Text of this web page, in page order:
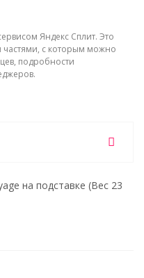
Яндекс Сплит. Это
частями, с которым можно
подробности
на подставке (Вес 23